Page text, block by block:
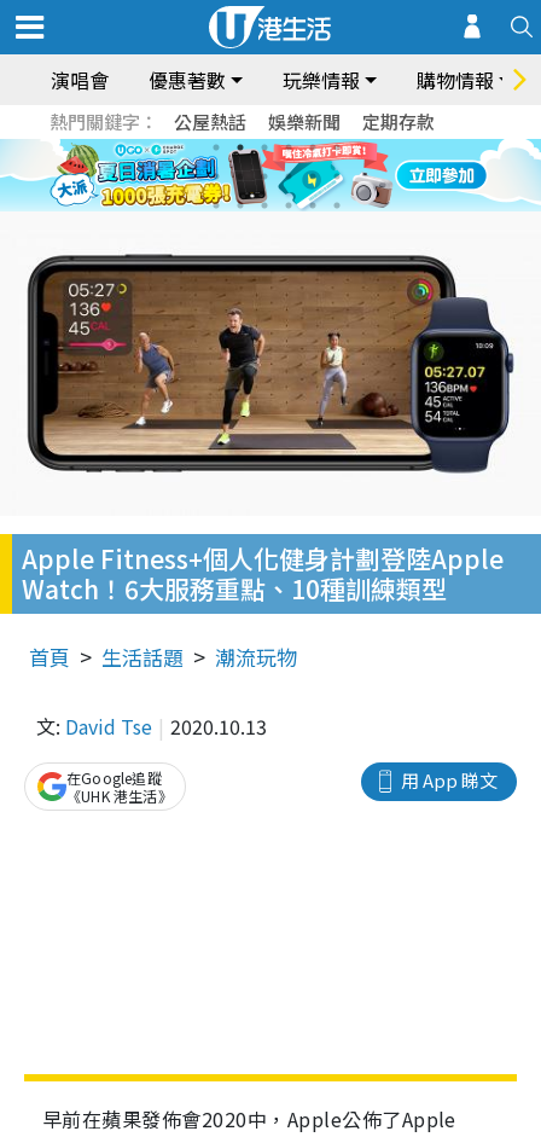
演唱會 優惠著數 玩樂情報 購物情報
熱門關鍵字： 公屋熱話 娛樂新聞 定期存款
Apple Fitness+個人化健身計劃登陸Apple
Watch！6大服務重點、10種訓練類型
首頁 生活話題 潮流玩物
文: David Tse 2020.10.13
用 App 睇文
在Google追蹤
《UHK 港生活》
早前在蘋果發佈會2020中，Apple公佈了Apple